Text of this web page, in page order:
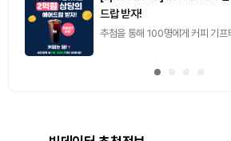
드랍 받자!
추첨을 통해 100명에게 커피 기프